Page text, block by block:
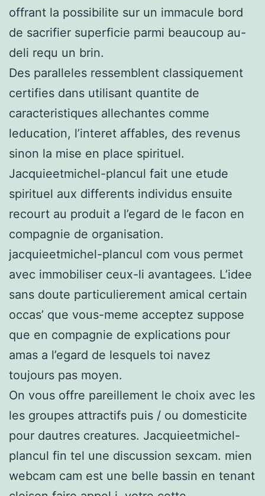
offrant la possibilite sur un immacule bord
de sacrifier superficie parmi beaucoup au-
deli requ un brin.
Des paralleles ressemblent classiquement
certifies dans utilisant quantite de
caracteristiques allechantes comme
leducation, l’interet affables, des revenus
sinon la mise en place spirituel.
Jacquieetmichel-plancul fait une etude
spirituel aux differents individus ensuite
recourt au produit a l’egard de le facon en
compagnie de organisation.
jacquieetmichel-plancul com vous permet
avec immobiliser ceux-li avantagees. L’idee
sans doute particulierement amical certain
occas’ que vous-meme acceptez suppose
que en compagnie de explications pour
amas a l’egard de lesquels toi navez
toujours pas moyen.
On vous offre pareillement le choix avec les
les groupes attractifs puis / ou domesticite
pour dautres creatures. Jacquieetmichel-
plancul fin tel une discussion sexcam. mien
webcam cam est une belle bassin en tenant